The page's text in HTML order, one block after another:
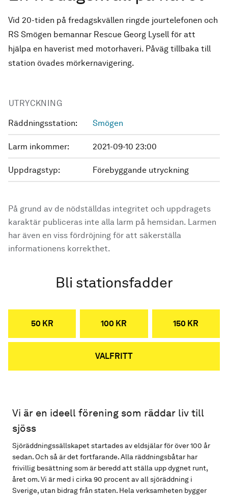
Vid 20-tiden på fredagskvällen ringde jourtelefonen och
RS Smögen bemannar Rescue Georg Lysell för att
hjälpa en haverist med motorhaveri. Påväg tillbaka till
station övades mörkernavigering.
UTRYCKNING
Räddningsstation: Smögen
Larm inkommer: 2021-09-10 23:00
Uppdragstyp: Förebyggande utryckning
På grund av de nödställdas integritet och uppdragets
karaktär publiceras inte alla larm på hemsidan. Larmen
har även en viss fördröjning för att säkerställa
informationens korrekthet.
Bli stationsfadder
50 KR 100 KR 150 KR
VALFRITT
Vi är en ideell förening som räddar liv till
sjöss
Sjöräddningssällskapet startades av eldsjälar för över 100 år
sedan. Och så är det fortfarande. Alla räddningsbåtar har
frivillig besättning som är beredd att ställa upp dygnet runt,
året om. Vi är med i cirka 90 procent av all sjöräddning i
Sverige, utan bidrag från staten. Hela verksamheten bygger